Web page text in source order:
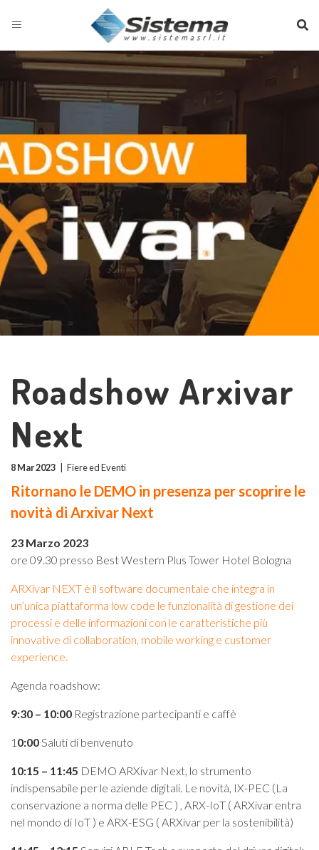
Roadshow Arxivar
Next
8 Mar 2023 Fiere ed Eventi
Ritornano le DEMO in presenza per scoprire le
novità di Arxivar Next
23 Marzo 2023
ore 09.30 presso Best Western Plus Tower Hotel Bologna
ARXivar NEXT è il software documentale che integra in
un’unica piattaforma low code le funzionalità di gestione dei
processi e delle informazioni con le caratteristiche più
innovative di collaboration, mobile working e customer
experience.
Agenda roadshow:
9:30 – 10:00 Registrazione partecipanti e caffè
1 0:00Saluti di benvenuto
10:15 – 11:45 DEMO ARXivar Next, lo strumento
indispensabile per le aziende digitali. Le novità, IX-PEC (La
conservazione a norma delle PEC ) , ARX-IoT ( ARXivar entra
nel mondo di IoT ) e ARX-ESG ( ARXivar per la sostenibilità)